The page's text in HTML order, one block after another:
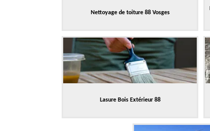
Nettoyage de toiture 88 Vosges
Lasure Bois Extérieur 88